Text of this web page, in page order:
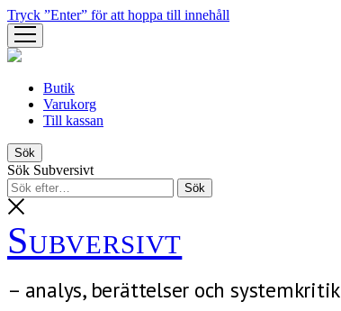
Tryck ”Enter” för att hoppa till innehåll
öppna
meny
Butik
Varukorg
Till kassan
Sök
Sök Subversivt
Subversivt
– analys, berättelser och systemkritik